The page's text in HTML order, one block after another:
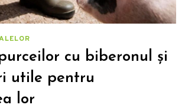
cu biberonul și
utile pentru
lor